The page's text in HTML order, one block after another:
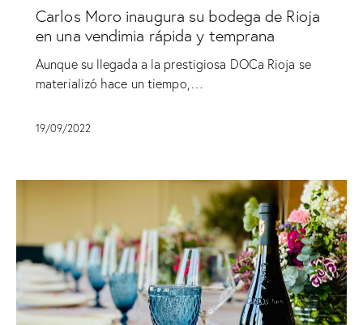
Carlos Moro inaugura su bodega de Rioja
en una vendimia rápida y temprana
Aunque su llegada a la prestigiosa DOCa Rioja se
materializó hace un tiempo,…
19/09/2022